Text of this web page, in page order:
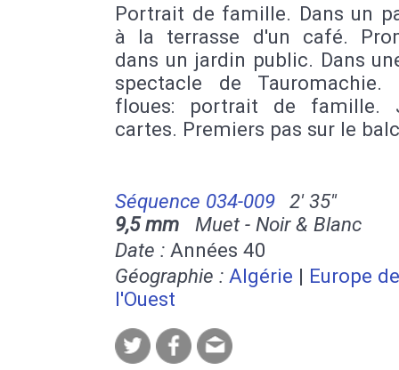
Portrait de famille. Dans un
à la terrasse d'un café.
dans un jardin public. Dans
spectacle de Tauromachie.
floues: portrait de famille.
cartes. Premiers pas sur le
Séquence 034-009
2' 35''
9,5 mm Muet - Noir & Blanc
Date : Années 40
Géographie : Algérie | Europe de
l'Ouest